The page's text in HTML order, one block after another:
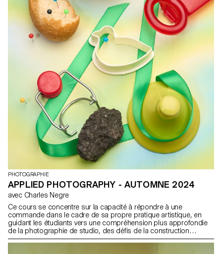
PHOTOGRAPHIE
APPLIED PHOTOGRAPHY - AUTOMNE 2024
avec Charles Negre
Ce cours se concentre sur la capacité à répondre à une
commande dans le cadre de sa propre pratique artistique, en
guidant les étudiants vers une compréhension plus approfondie
de la photographie de studio, des défis de la construction
d'images et des processus impliqués. En mettant l'accent sur la